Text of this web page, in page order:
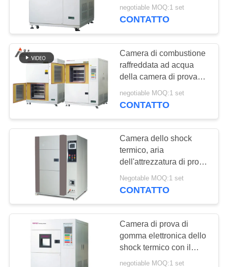
CONTROLLO
DI
QUALITÀ
RICHIEDA
CITAZIONE
PRIVACY
POLICY
termico di tre zone per la
prova di urto fredda
negotiable MOQ:1 set
CONTATTO
Camera di combustione
raffreddata ad acqua
della camera di prova
orizzontale di plastica
dello shock termico
negotiable MOQ:1 set
CONTATTO
Camera dello shock
termico, aria
dell'attrezzatura di prova
dello shock termico
fresca per l'alto polimero
Negotable MOQ:1 set
CONTATTO
Camera di prova di
gomma elettronica dello
shock termico con il
protettore di
negotiable MOQ:1 set